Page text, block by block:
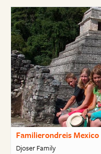
Familierondreis Mexico
Djoser Family